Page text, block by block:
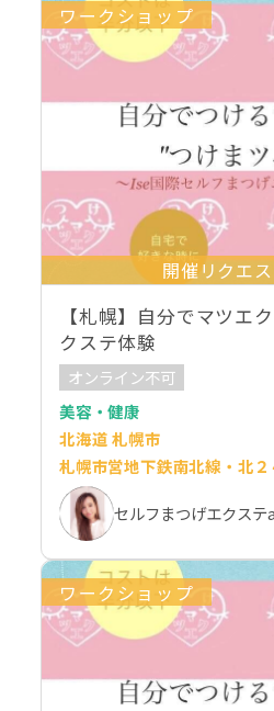
ワークショップ
開催リクエ
【札幌】自分でマツエ
クステ体験
オンライン不可
美容・健康
北海道 札幌市
札幌市営地下鉄南北線・北
セルフまつげエクス
ワークショップ